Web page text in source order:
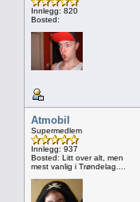
Innlegg: 820
Bosted:
Atmobil
Supermedlem
Innlegg: 937
Bosted: Litt over alt, men
mest vanlig i Trøndelag....